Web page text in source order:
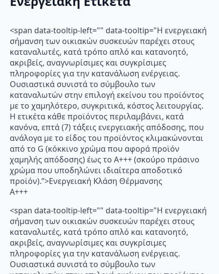
<span data-tooltip-left="" data-tooltip="Η ενεργειακή
σήμανση των οικιακών συσκευών παρέχει στους
καταναλωτές, κατά τρόπο απλό και κατανοητό,
ακριβείς, αναγνωρίσιμες και συγκρίσιμες
πληροφορίες για την κατανάλωση ενέργειας.
Ουσιαστικά συνιστά το σύμβουλο των
καταναλωτών στην επιλογή εκείνου του προϊόντος
με το χαμηλότερο, συγκριτικά, κόστος λειτουργίας.
Η ετικέτα κάθε προϊόντος περιλαμβάνει, κατά
κανόνα, επτά (7) τάξεις ενεργειακής απόδοσης, που
ανάλογα με το είδος του προϊόντος κλιμακώνονται
από το G (κόκκινο χρώμα που αφορά προϊόν
χαμηλής απόδοσης) έως το Α+++ (σκούρο πράσινο
χρώμα που υποδηλώνει ιδιαίτερα αποδοτικό
προϊόν).”>Ενεργειακή Κλάση Θέρμανσης
A+++
<span data-tooltip-left="" data-tooltip="Η ενεργειακή
σήμανση των οικιακών συσκευών παρέχει στους
καταναλωτές, κατά τρόπο απλό και κατανοητό,
ακριβείς, αναγνωρίσιμες και συγκρίσιμες
πληροφορίες για την κατανάλωση ενέργειας.
Ουσιαστικά συνιστά το σύμβουλο των